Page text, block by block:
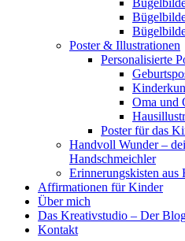
Poster & Illustrationen
Personalisierte
Oma und
Poster für das
Handvoll Wunder –
Handschmeichler
Erinnerungskisten aus
Affirmationen für Kinder
Über mich
Das Kreativstudio – Der
Kontakt